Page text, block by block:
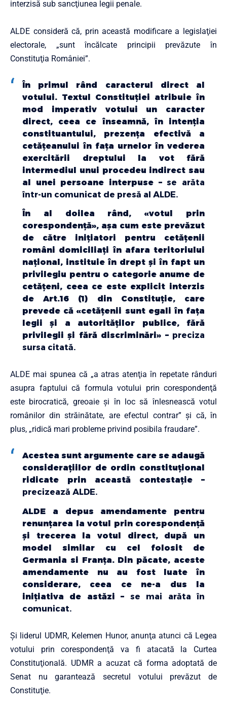
interzisă sub sancţiunea legii penale.
ALDE consideră că, prin această modificare a legislaţiei
electorale, „sunt încălcate principii prevăzute în
Constituţia României”.
În primul rând caracterul direct al
votului. Textul Constituţiei atribuie în
mod imperativ votului un caracter
direct, ceea ce înseamnă, în intenţia
constituantului, prezenţa efectivă a
cetăţeanului în faţa urnelor în vederea
exercitării dreptului la vot fără
intermediul unui procedeu indirect sau
al unei persoane interpuse –se arăta
într-un comunicat de presă al ALDE.
În al doilea rând, «votul prin
corespondenţă», aşa cum este prevăzut
de către iniţiatori pentru cetăţenii
români domiciliaţi în afara teritoriului
naţional, instituie în drept şi în fapt un
privilegiu pentru o categorie anume de
cetăţeni, ceea ce este explicit interzis
de Art.16 (1) din Constituţie, care
prevede că «cetăţenii sunt egali în faţa
legii şi a autorităţilor publice, fără
privilegii şi fără discriminări» –preciza
sursa citată.
ALDE mai spunea că „a atras atenţia în repetate rânduri
asupra faptului că formula votului prin corespondenţă
este birocratică, greoaie şi în loc să înlesnească votul
românilor din străinătate, are efectul contrar” şi că, în
plus, „ridică mari probleme privind posibila fraudare”.
Acestea sunt argumente care se adaugă
consideraţiilor de ordin constituţional
ridicate prin această contestaţie –
precizează ALDE.
ALDE a depus amendamente pentru
renunţarea la votul prin corespondenţă
şi trecerea la votul direct, după un
model similar cu cel folosit de
Germania si Franţa. Din păcate, aceste
amendamente nu au fost luate în
considerare, ceea ce ne-a dus la
iniţiativa de astăzi – se mai arăta în
comunicat.
Şi liderul UDMR, Kelemen Hunor, anunţa atunci că Legea
votului prin corespondenţă va fi atacată la Curtea
Constituţională. UDMR a acuzat că forma adoptată de
Senat nu garantează secretul votului prevăzut de
Constituţie.